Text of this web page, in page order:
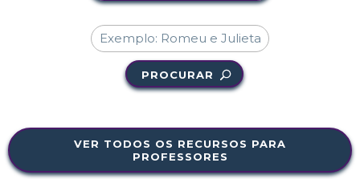
PROCURAR
VER TODOS OS RECURSOS PARA
PROFESSORES